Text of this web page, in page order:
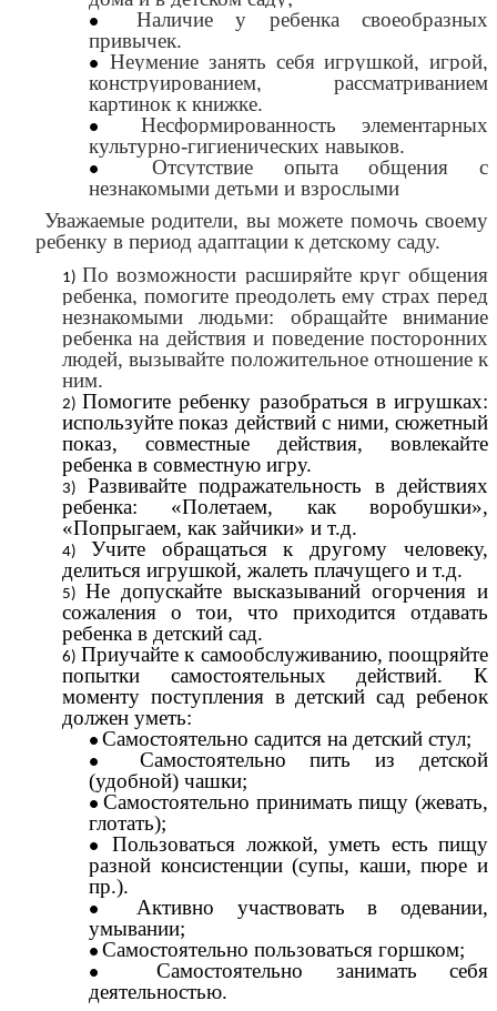
Наличие у ребенка своеобразных
привычек.
Неумение занять себя игрушкой, игрой,
конструированием, рассматриванием
картинок к книжке.
Несформированность элементарных
культурно-гигиенических навыков.
Отсутствие опыта общения с
незнакомыми детьми и взрослыми
Уважаемые родители, вы можете помочь своему
ребенку в период адаптации к детскому саду.
По возможности расширяйте круг общения
ребенка, помогите преодолеть ему страх перед
незнакомыми людьми: обращайте внимание
ребенка на действия и поведение посторонних
людей, вызывайте положительное отношение к
ним.
Помогите ребенку разобраться в игрушках:
используйте показ действий с ними, сюжетный
показ, совместные действия, вовлекайте
ребенка в совместную игру.
Развивайте подражательность в действиях
ребенка: «Полетаем, как воробушки»,
«Попрыгаем, как зайчики» и т.д.
Учите обращаться к другому человеку,
делиться игрушкой, жалеть плачущего и т.д.
Не допускайте высказываний огорчения и
сожаления о тои, что приходится отдавать
ребенка в детский сад.
Приучайте к самообслуживанию, поощряйте
попытки самостоятельных действий. К
моменту поступления в детский сад ребенок
должен уметь:
Самостоятельно садится на детский стул;
Самостоятельно пить из детской
(удобной) чашки;
Самостоятельно принимать пищу (жевать,
глотать);
Пользоваться ложкой, уметь есть пищу
разной консистенции (супы, каши, пюре и
пр.).
Активно участвовать в одевании,
умывании;
Самостоятельно пользоваться горшком;
Самостоятельно занимать себя
деятельностью.